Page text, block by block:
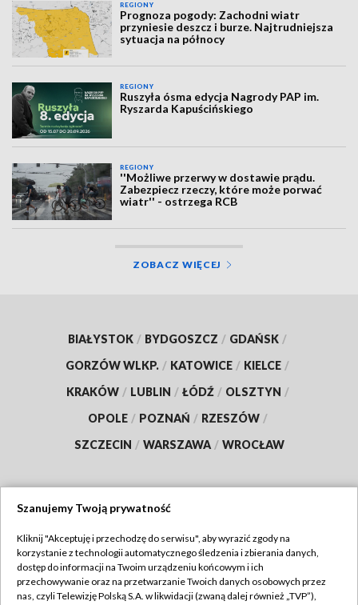
REGIONY
Prognoza pogody: Zachodni wiatr
przyniesie deszcz i burze. Najtrudniejsza
sytuacja na północy
REGIONY
Ruszyła ósma edycja Nagrody PAP im.
Ryszarda Kapuścińskiego
REGIONY
''Możliwe przerwy w dostawie prądu.
Zabezpiecz rzeczy, które może porwać
wiatr'' - ostrzega RCB
ZOBACZ WIĘCEJ
BIAŁYSTOK / BYDGOSZCZ / GDAŃSK /
GORZÓW WLKP. / KATOWICE / KIELCE /
KRAKÓW / LUBLIN / ŁÓDŹ / OLSZTYN /
OPOLE / POZNAŃ / RZESZÓW /
SZCZECIN / WARSZAWA / WROCŁAW
TVP
Abonament TVP
Regulamin TVP
Szanujemy Twoją prywatność
Kliknij "Akceptuję i przechodzę do serwisu", aby wyrazić zgody na
korzystanie z technologii automatycznego śledzenia i zbierania danych,
dostęp do informacji na Twoim urządzeniu końcowym i ich
przechowywanie oraz na przetwarzanie Twoich danych osobowych przez
nas, czyli Telewizję Polską S.A. w likwidacji (zwaną dalej również „TVP”),